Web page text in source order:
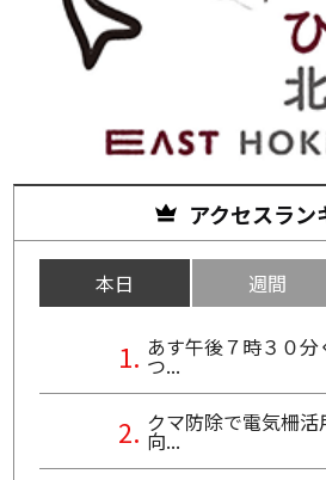
アクセスラン
本日 週間
あす午後７時３０分
つ...
クマ防除で電気柵
向...